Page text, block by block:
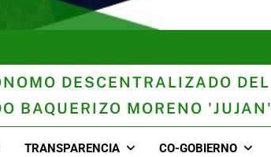
DESCENTRALIZADO DEL
BAQUERIZO MORENO 'JUJAN'
TRANSPARENCIA CO-GOBIERNO